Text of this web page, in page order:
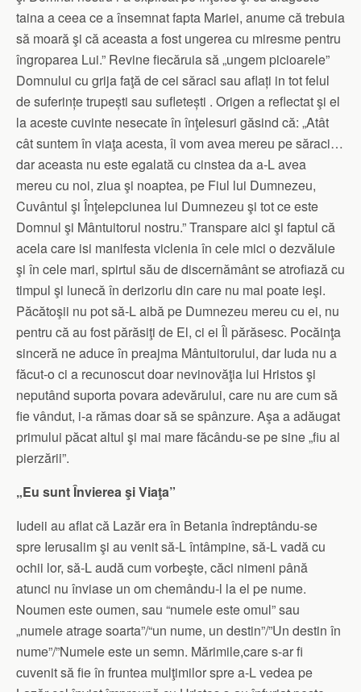
taina a ceea ce a însemnat fapta Mariei, anume că trebuia
să moară şi că aceasta a fost ungerea cu miresme pentru
îngroparea Lui.” Revine fiecăruia să „ungem picioarele”
Domnului cu grija faţă de cei săraci sau aflați in tot felul
de suferințe trupești sau sufletești . Origen a reflectat şi el
la aceste cuvinte nesecate în înţelesuri găsind că: „Atât
cât suntem în viaţa acesta, îi vom avea mereu pe săraci…
dar aceasta nu este egalată cu cinstea da a-L avea
mereu cu noi, ziua şi noaptea, pe Fiul lui Dumnezeu,
Cuvântul şi Înţelepciunea lui Dumnezeu şi tot ce este
Domnul şi Mântuitorul nostru.” Transpare aici şi faptul că
acela care isi manifesta viclenia în cele mici o dezvăluie
şi în cele mari, spirtul său de discernământ se atrofiază cu
timpul şi lunecă în derizoriu din care nu mai poate ieşi.
Păcătoşii nu pot să-L aibă pe Dumnezeu mereu cu ei, nu
pentru că au fost părăsiţi de El, ci ei Îl părăsesc. Pocăinţa
sinceră ne aduce în preajma Mântuitorului, dar Iuda nu a
făcut-o ci a recunoscut doar nevinovăţia lui Hristos şi
neputând suporta povara adevărului, care nu are cum să
fie vândut, i-a rămas doar să se spânzure. Aşa a adăugat
primului păcat altul şi mai mare făcându-se pe sine „fiu al
pierzării”.
„Eu sunt Învierea şi Viaţa”
Iudeii au aflat că Lazăr era în Betania îndreptându-se
spre Ierusalim şi au venit să-L întâmpine, să-L vadă cu
ochii lor, să-L audă cum vorbeşte, căci nimeni până
atunci nu înviase un om chemându-l la el pe nume.
Noumen este oumen, sau “numele este omul” sau
„numele atrage soarta”/“un nume, un destin”/”Un destin în
nume”/”Numele este un semn. Mărimile,care s-ar fi
cuvenit să fie în fruntea mulţimilor spre a-L vedea pe